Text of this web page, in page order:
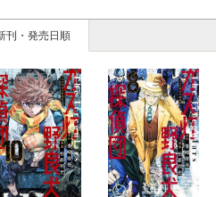
刊・発売日順